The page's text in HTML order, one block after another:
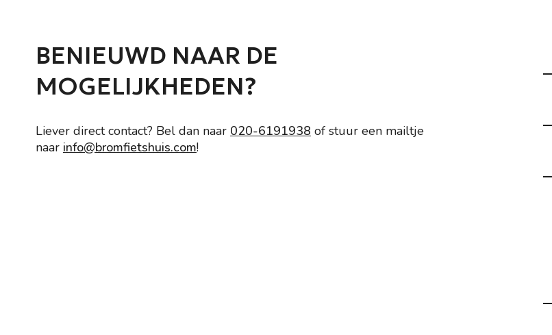
BENIEUWD NAAR DE
MOGELIJKHEDEN?
Liever direct contact? Bel dan naar 020-6191938 of stuur een mailtje
naar info@bromfietshuis.com!